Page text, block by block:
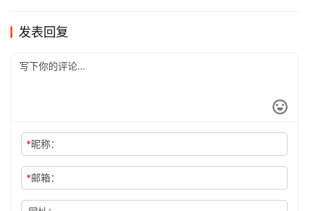
发表回复
*昵称：
*邮箱：